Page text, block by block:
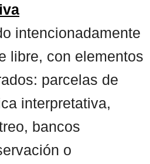
intencionadamente
libre, con elementos
parcelas de
interpretativa,
bancos
o